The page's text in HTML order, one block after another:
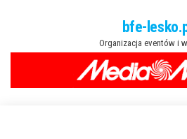
bfe-
Organizacja eventów i